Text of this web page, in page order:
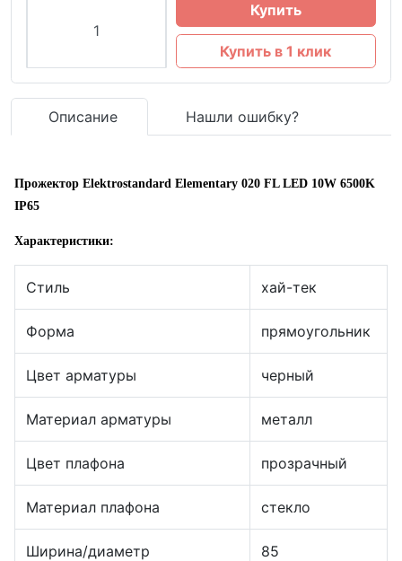
Купить
Купить в 1 клик
Описание Нашли ошибку?
Прожектор Elektrostandard Elementary 020 FL LED 10W 6500K
IP65
Характеристики:
Стиль хай-тек
Форма прямоугольник
Цвет арматуры черный
Материал арматуры металл
Цвет плафона прозрачный
Материал плафона стекло
Ширина/диаметр 85